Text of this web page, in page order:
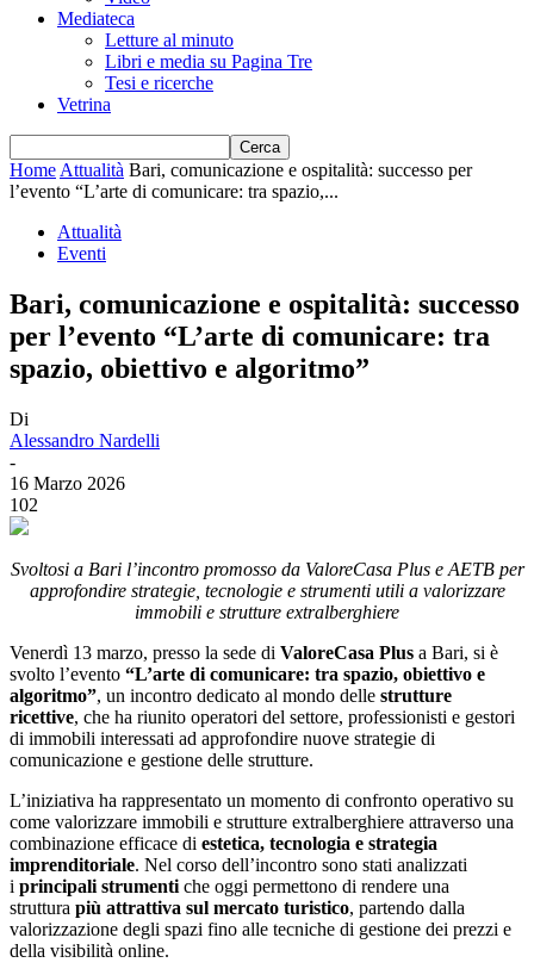
Mediateca
Letture al minuto
Libri e media su Pagina Tre
Tesi e ricerche
Vetrina
Home Attualità Bari, comunicazione e ospitalità: successo per
l’evento “L’arte di comunicare: tra spazio,...
Attualità
Eventi
Bari, comunicazione e ospitalità: successo
per l’evento “L’arte di comunicare: tra
spazio, obiettivo e algoritmo”
Di
Alessandro Nardelli
-
16 Marzo 2026
102
Svoltosi a Bari l’incontro promosso da ValoreCasa Plus e AETB per
approfondire strategie, tecnologie e strumenti utili a valorizzare
immobili e strutture extralberghiere
Venerdì 13 marzo, presso la sede di ValoreCasa Plus a Bari, si è
svolto l’evento “L’arte di comunicare: tra spazio, obiettivo e
algoritmo”, un incontro dedicato al mondo delle strutture
ricettive, che ha riunito operatori del settore, professionisti e gestori
di immobili interessati ad approfondire nuove strategie di
comunicazione e gestione delle strutture.
L’iniziativa ha rappresentato un momento di confronto operativo su
come valorizzare immobili e strutture extralberghiere attraverso una
combinazione efficace di estetica, tecnologia e strategia
imprenditoriale. Nel corso dell’incontro sono stati analizzati
i principali strumenti che oggi permettono di rendere una
struttura più attrattiva sul mercato turistico, partendo dalla
valorizzazione degli spazi fino alle tecniche di gestione dei prezzi e
della visibilità online.